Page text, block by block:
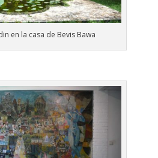
en la casa de Bevis Bawa